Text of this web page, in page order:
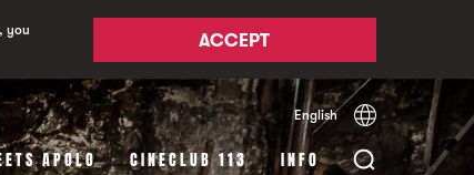
you
ACCEPT
English Español Català
APOLO CINECLUB 113 INFO